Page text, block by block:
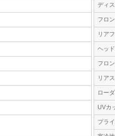
ディ
フロ
リア
ヘッ
フロ
リア
ロー
UVカ
プラ